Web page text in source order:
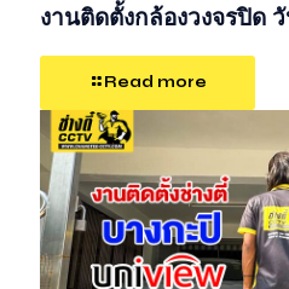
งานติดตั้งกล้องวงจรปิด
Read more